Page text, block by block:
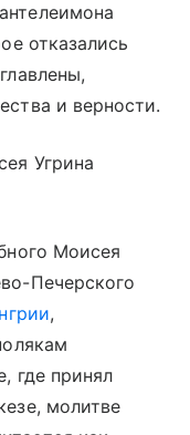
отказались
и верности.
Угрина
Моисея
Печерского
,
где принял
молитве